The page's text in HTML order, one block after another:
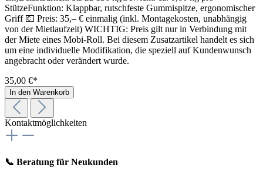
StützeFunktion: Klappbar, rutschfeste Gummispitze, ergonomischer
Griff 💶 Preis: 35,– € einmalig (inkl. Montagekosten, unabhängig
von der Mietlaufzeit) WICHTIG: Preis gilt nur in Verbindung mit
der Miete eines Mobi-Roll. Bei diesem Zusatzartikel handelt es sich
um eine individuelle Modifikation, die speziell auf Kundenwunsch
angebracht oder verändert wurde.
35,00 €*
In den Warenkorb
Kontaktmöglichkeiten
📞 Beratung für Neukunden